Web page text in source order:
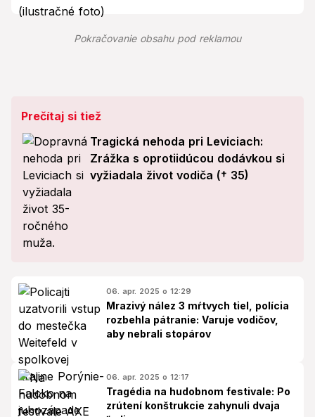
Pokračovanie obsahu pod reklamou
Prečítaj si tiež
Tragická nehoda pri Leviciach:
Zrážka s oprotiidúcou dodávkou si
vyžiadala život vodiča († 35)
06. apr. 2025 o 12:29
Mrazivý nález 3 mŕtvych tiel, polícia
rozbehla pátranie: Varuje vodičov,
aby nebrali stopárov
06. apr. 2025 o 12:17
Tragédia na hudobnom festivale: Po
zrútení konštrukcie zahynuli dvaja